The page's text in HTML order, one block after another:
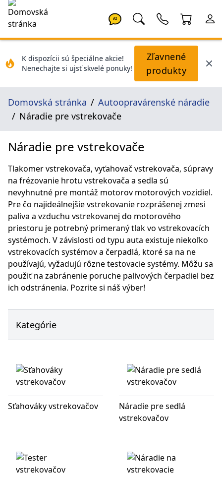
AI
K dispozícii sú špeciálne akcie!
Nenechajte si ujsť skvelé ponuky!
Zľavnené
produkty
Domovská stránka
Autoopravárenské náradie
Náradie pre vstrekovače
Náradie pre vstrekovače
Tlakomer vstrekovača, vyťahovač vstrekovača, súpravy
na frézovanie hrotu vstrekovača a sedla sú
nevyhnutné pre montáž motorov motorových vozidiel.
Pre čo najideálnejšie vstrekovanie rozprášenej zmesi
paliva a vzduchu vstrekovanej do motorového
priestoru je potrebný primeraný tlak vo vstrekovacích
systémoch. V závislosti od typu auta existuje niekoľko
vstrekovacích systémov a čerpadlá, ktoré sa na ne
používajú, vyžadujú rôzne testovacie systémy. Môžu sa
použiť na zabránenie poruche palivových čerpadiel bez
ich odstránenia. Pozrite si náš výber!
Kategórie
Sťahováky vstrekovačov
Náradie pre sedlá
vstrekovačov